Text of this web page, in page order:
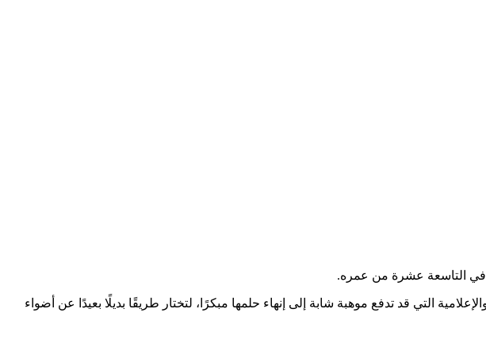
في التاسعة عشرة من عمره.
التي قد تدفع موهبة شابة إلى إنهاء حلمها مبكرًا، لتختار طريقًا بديلًا بعيدًا عن أضواء